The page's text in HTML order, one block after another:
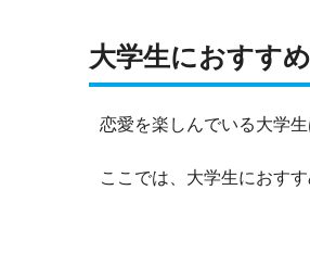
大学生におすす
恋愛を楽しんでいる大学
ここでは、大学生におす